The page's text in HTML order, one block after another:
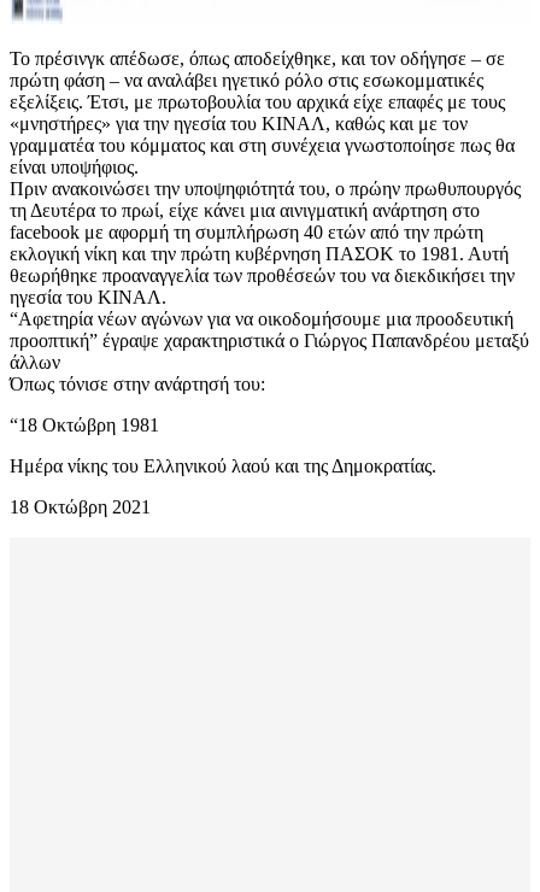
Το πρέσινγκ απέδωσε, όπως αποδείχθηκε, και τον οδήγησε – σε
πρώτη φάση – να αναλάβει ηγετικό ρόλο στις εσωκομματικές
εξελίξεις. Έτσι, με πρωτοβουλία του αρχικά είχε επαφές με τους
«μνηστήρες» για την ηγεσία του ΚΙΝΑΛ, καθώς και με τον
γραμματέα του κόμματος και στη συνέχεια γνωστοποίησε πως θα
είναι υποψήφιος.
Πριν ανακοινώσει την υποψηφιότητά του, ο πρώην πρωθυπουργός
τη Δευτέρα το πρωί, είχε κάνει μια αινιγματική ανάρτηση στο
facebook με αφορμή τη συμπλήρωση 40 ετών από την πρώτη
εκλογική νίκη και την πρώτη κυβέρνηση ΠΑΣΟΚ το 1981. Αυτή
θεωρήθηκε προαναγγελία των προθέσεών του να διεκδικήσει την
ηγεσία του ΚΙΝΑΛ.
“Αφετηρία νέων αγώνων για να οικοδομήσουμε μια προοδευτική
προοπτική” έγραψε χαρακτηριστικά ο Γιώργος Παπανδρέου μεταξύ
άλλων
Όπως τόνισε στην ανάρτησή του:
“18 Οκτώβρη 1981
Ημέρα νίκης του Ελληνικού λαού και της Δημοκρατίας.
18 Οκτώβρη 2021